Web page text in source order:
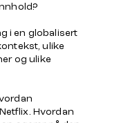
i en globalisert
ulike
og ulike
Hvordan